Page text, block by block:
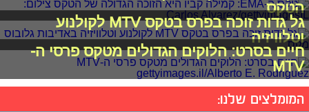
הטקס
גל גדות זוכה בפרס בטקס MTV לקולנוע
וטלוויזיה
חיים בסרט: הלוקים הגדולים מטקס פרסי ה-
MTV
המומלצים שלנו: